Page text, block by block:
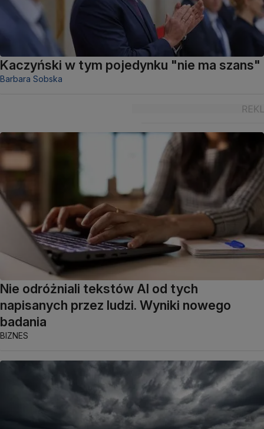
Kaczyński w tym pojedynku "nie ma szans"
Barbara Sobska
Nie odróżniali tekstów AI od tych
napisanych przez ludzi. Wyniki nowego
badania
BIZNES